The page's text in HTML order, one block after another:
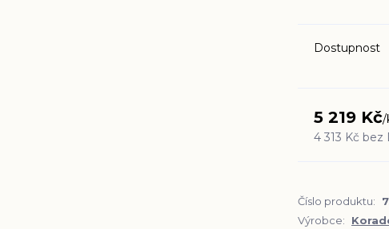
Dostupnost
5 219 Kč/
4 313 Kč bez
Číslo produktu:
Výrobce: